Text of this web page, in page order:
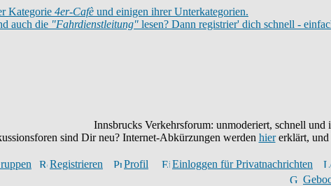
Kategorie 4er-Cafè und einigen ihrer Unterkategorien.
auch die "Fahrdienstleitung" lesen? Dann registrier' dich schnell -
Innsbrucks Verkehrsforum: unmoderiert, schnell und
sind Dir neu? Internet-Abkürzungen werden hiererklärt, und
Registrieren Profil Einloggen für Privatnachrichten